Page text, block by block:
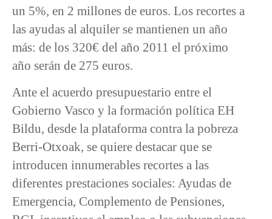
un 5%, en 2 millones de euros. Los recortes a
las ayudas al alquiler se mantienen un año
más: de los 320€ del año 2011 el próximo
año serán de 275 euros.
Ante el acuerdo presupuestario entre el
Gobierno Vasco y la formación política EH
Bildu, desde la plataforma contra la pobreza
Berri-Otxoak, se quiere destacar que se
introducen innumerables recortes a las
diferentes prestaciones sociales: Ayudas de
Emergencia, Complemento de Pensiones,